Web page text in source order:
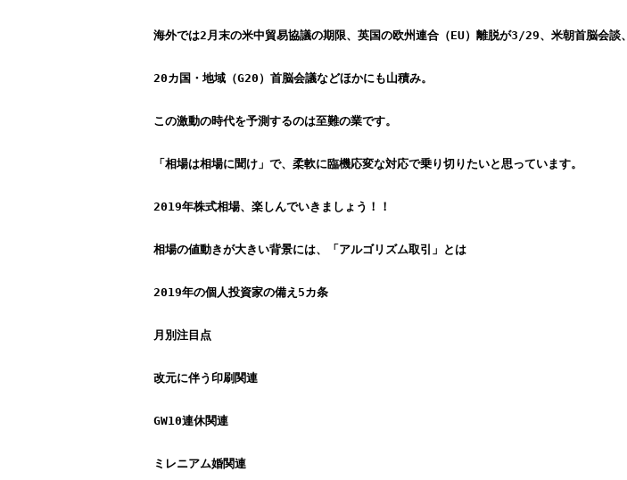
海外では2月末の米中貿易協議の期限、英国の欧州連合（EU）離脱が3/29、米朝首脳会談、
20カ国・地域（G20）首脳会議などほかにも山積み。
この激動の時代を予測するのは至難の業です。
「相場は相場に聞け」で、柔軟に臨機応変な対応で乗り切りたいと思っています。
2019年株式相場、楽しんでいきましょう！！
相場の値動きが大きい背景には、「アルゴリズム取引」とは
2019年の個人投資家の備え5カ条
月別注目点
改元に伴う印刷関連
GW10連休関連
ミレニアム婚関連